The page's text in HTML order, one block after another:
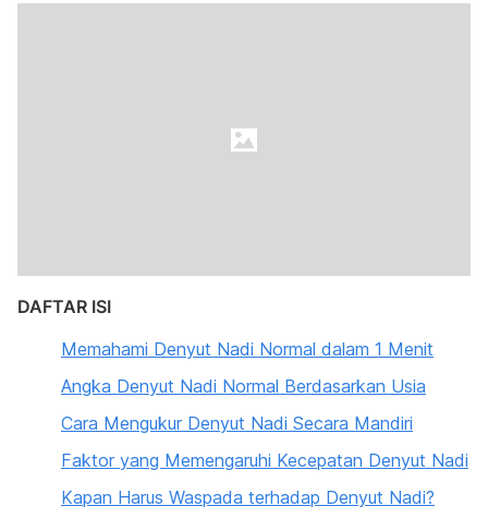
DAFTAR ISI
Memahami Denyut Nadi Normal dalam 1 Menit
Angka Denyut Nadi Normal Berdasarkan Usia
Cara Mengukur Denyut Nadi Secara Mandiri
Faktor yang Memengaruhi Kecepatan Denyut Nadi
Kapan Harus Waspada terhadap Denyut Nadi?